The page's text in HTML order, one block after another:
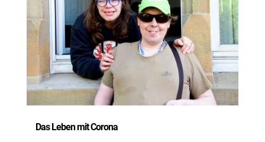
Das Leben mit Corona